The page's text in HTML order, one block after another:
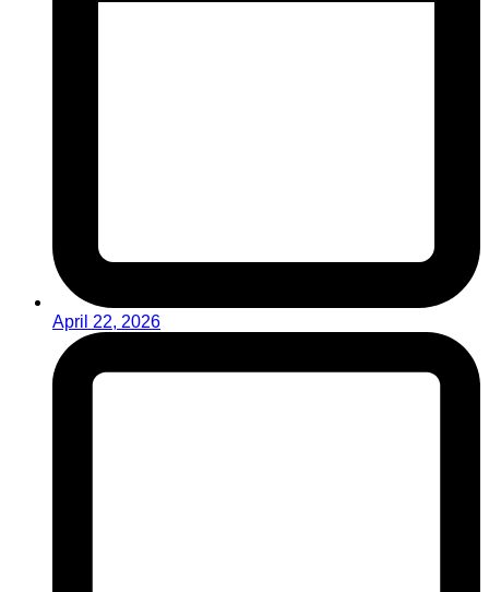
April 22, 2026